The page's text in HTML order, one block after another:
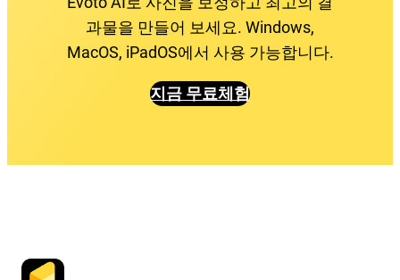
과물을 만들어 보세요. Windows,
MacOS, iPadOS에서 사용 가능합니다.
지금 무료체험